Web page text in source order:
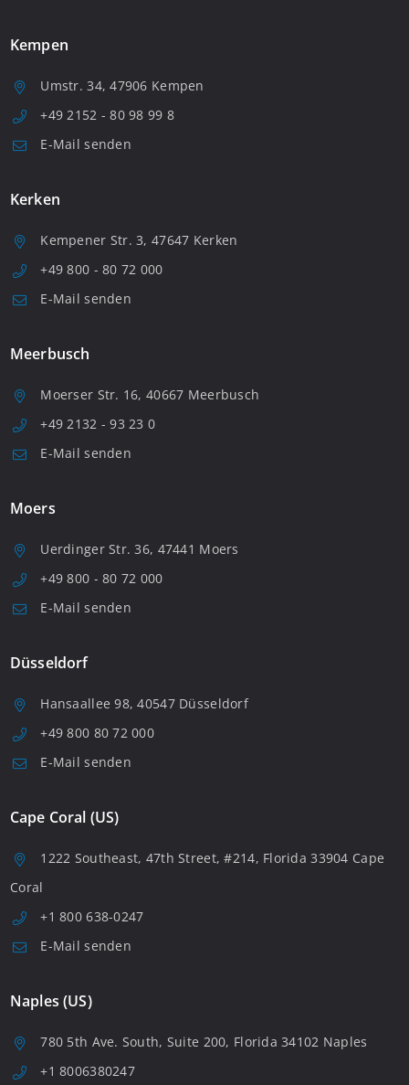
Kempen
Umstr. 34, 47906 Kempen
+49 2152 - 80 98 99 8
E-Mail senden
Kerken
Kempener Str. 3, 47647 Kerken
+49 800 - 80 72 000
E-Mail senden
Meerbusch
Moerser Str. 16, 40667 Meerbusch
+49 2132 - 93 23 0
E-Mail senden
Moers
Uerdinger Str. 36, 47441 Moers
+49 800 - 80 72 000
E-Mail senden
Düsseldorf
Hansaallee 98, 40547 Düsseldorf
+49 800 80 72 000
E-Mail senden
Cape Coral (US)
1222 Southeast, 47th Street, #214, Florida 33904 Cape
Coral
+1 800 638-0247
E-Mail senden
Naples (US)
780 5th Ave. South, Suite 200, Florida 34102 Naples
+1 8006380247